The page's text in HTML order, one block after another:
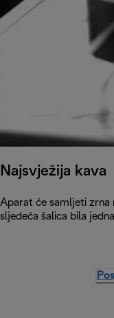
Najsvježija kava
Aparat će samljeti zrna
sljedeća šalica bila